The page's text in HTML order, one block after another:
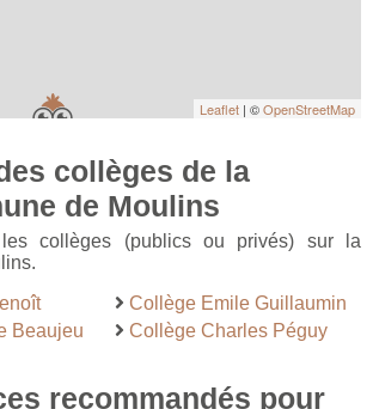
Leaflet | ©OpenStreetMap
collèges de la
de Moulins
les collèges (publics ou privés) sur la
Beaujeu
Collège Emile Guillaumin
Collège Charles Péguy
recommandés pour